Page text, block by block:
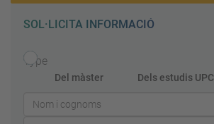
SOL·LICITA INFORMACIÓ
Type
Del màster Dels estudis UPC